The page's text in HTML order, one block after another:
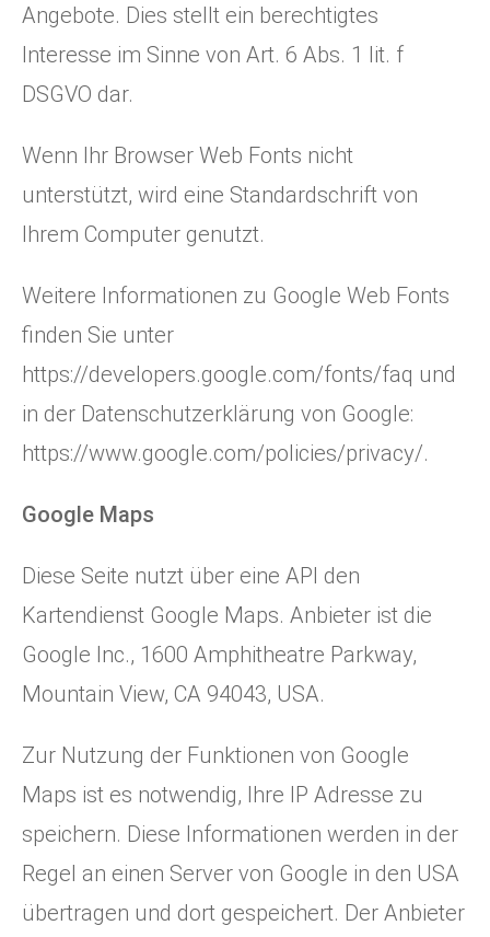
Angebote. Dies stellt ein berechtigtes
Interesse im Sinne von Art. 6 Abs. 1 lit. f
DSGVO dar.
Wenn Ihr Browser Web Fonts nicht
unterstützt, wird eine Standardschrift von
Ihrem Computer genutzt.
Weitere Informationen zu Google Web Fonts
finden Sie unter
https://developers.google.com/fonts/faq und
in der Datenschutzerklärung von Google:
https://www.google.com/policies/privacy/.
Google Maps
Diese Seite nutzt über eine API den
Kartendienst Google Maps. Anbieter ist die
Google Inc., 1600 Amphitheatre Parkway,
Mountain View, CA 94043, USA.
Zur Nutzung der Funktionen von Google
Maps ist es notwendig, Ihre IP Adresse zu
speichern. Diese Informationen werden in der
Regel an einen Server von Google in den USA
übertragen und dort gespeichert. Der Anbieter